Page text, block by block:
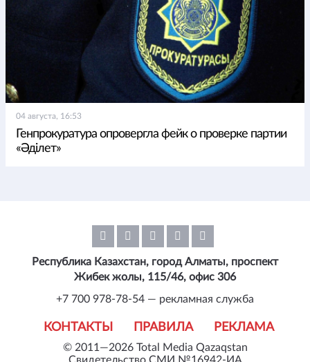
04 августа, 16:53
Генпрокуратура опровергла фейк о проверке партии
«Әділет»
© 2011—2026 Total Media Qazaqstan
КОНТАКТЫ ПРАВИЛА РЕКЛАМА
Республика Казахстан, город Алматы, проспект
Жибек жолы, 115/46, офис 306
+7 700 978-78-54 — рекламная служба